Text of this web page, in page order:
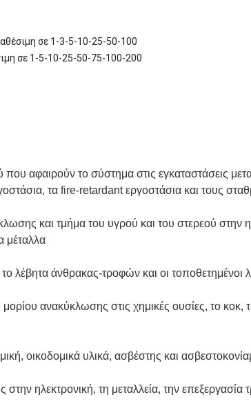
σε 1-3-5-10-25-50-100
σε 1-5-10-25-50-75-100-200
αφαιρούν το σύστημα στις εγκαταστάσεις
τα fire-retardant εργοστάσια και τους
και τμήμα του υγρού και του στερεού στην
μέταλλα
άνθρακας-τροφών και οι τοποθετημένοι
ανακύκλωσης στις χημικές ουσίες, το κοκ,
οικοδομικά υλικά, ασβέστης και
ηλεκτρονική, τη μεταλλεία, την επεξεργασία